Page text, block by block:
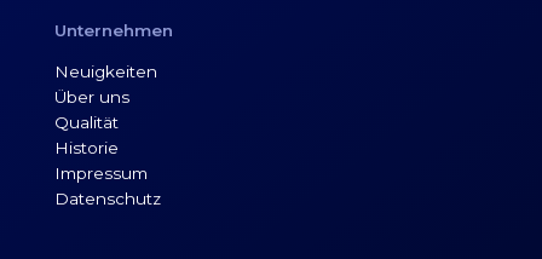
Unternehmen
Neuigkeiten
Über uns
Qualität
Historie
Impressum
Datenschutz